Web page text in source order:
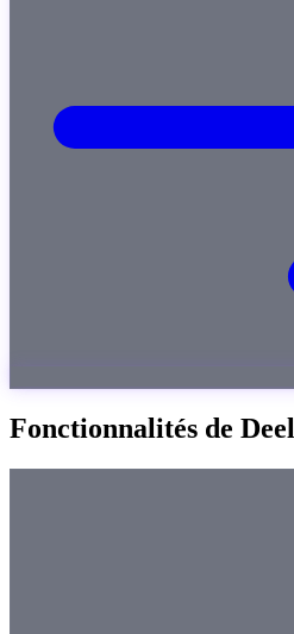
Fonctionnalités de Deel